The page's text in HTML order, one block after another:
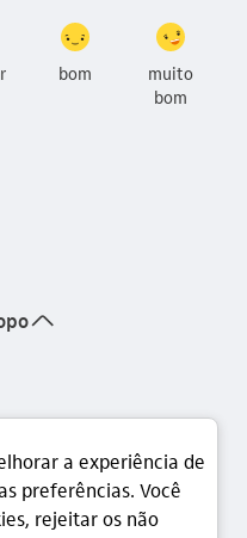
bom
muito
bom
seta_cima